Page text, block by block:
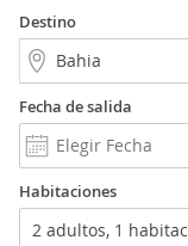
Destino
Fecha de salida
Habitaciones